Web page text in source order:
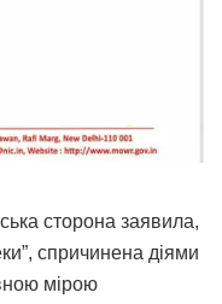
сторона заявила,
спричинена діями
мірою